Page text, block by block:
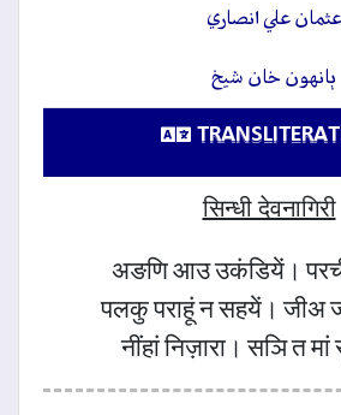
عثمان علي انصاري
ٻانهون خان شيخ
सिन्धी देवनागिरी
अङणि आउ उकंडियें। परची
पलकु पराहूं न सहयें। जीअ
नींहां निज़ारा। सञि त